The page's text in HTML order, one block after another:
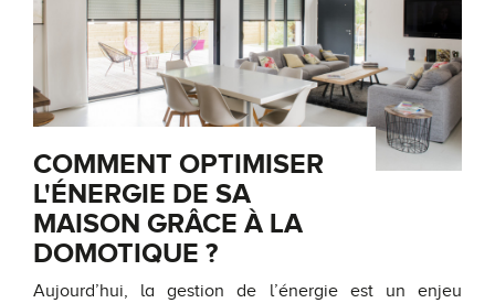
COMMENT OPTIMISER
L'ÉNERGIE DE SA
MAISON GRÂCE À LA
DOMOTIQUE ?
Aujourd’hui, la gestion de l’énergie est un enjeu